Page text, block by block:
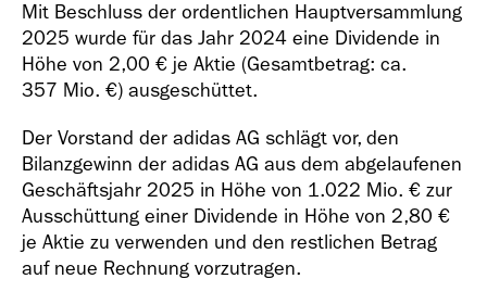
Mit Beschluss der ordentlichen Hauptversammlung
2025 wurde für das Jahr 2024 eine Dividende in
Höhe von 2,00 € je Aktie (Gesamtbetrag: ca.
357 Mio. €) ausgeschüttet.
Der Vorstand der adidas AG schlägt vor, den
Bilanzgewinn der adidas AG aus dem abgelaufenen
Geschäftsjahr 2025 in Höhe von 1.022 Mio. € zur
Ausschüttung einer Dividende in Höhe von 2,80 €
je Aktie zu verwenden und den restlichen Betrag
auf neue Rechnung vorzutragen.